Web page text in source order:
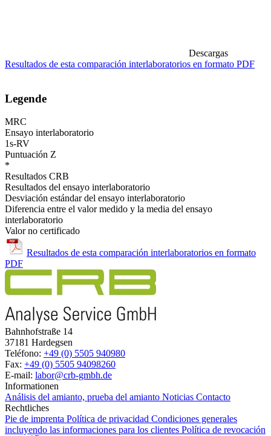
Descargas
Resultados de esta comparación interlaboratorios en formato PDF
Legende
MRC
Ensayo interlaboratorio
1s-RV
Puntuación Z
*
Resultados CRB
Resultados del ensayo interlaboratorio
Desviación estándar del ensayo interlaboratorio
Diferencia entre el valor medido y la media del ensayo
interlaboratorio
Valor no certificado
Resultados de esta comparación interlaboratorios en formato
PDF
Bahnhofstraße 14
37181 Hardegsen
Teléfono: +49 (0) 5505 940980
Fax: +49 (0) 5505 94098260
E-mail: labor@crb-gmbh.de
Informationen
Análisis del amianto, prueba del amianto Noticias Contacto
Rechtliches
Pie de imprenta Política de privacidad Condiciones generales
incluyendo las informaciones para los clientes Política de revocación